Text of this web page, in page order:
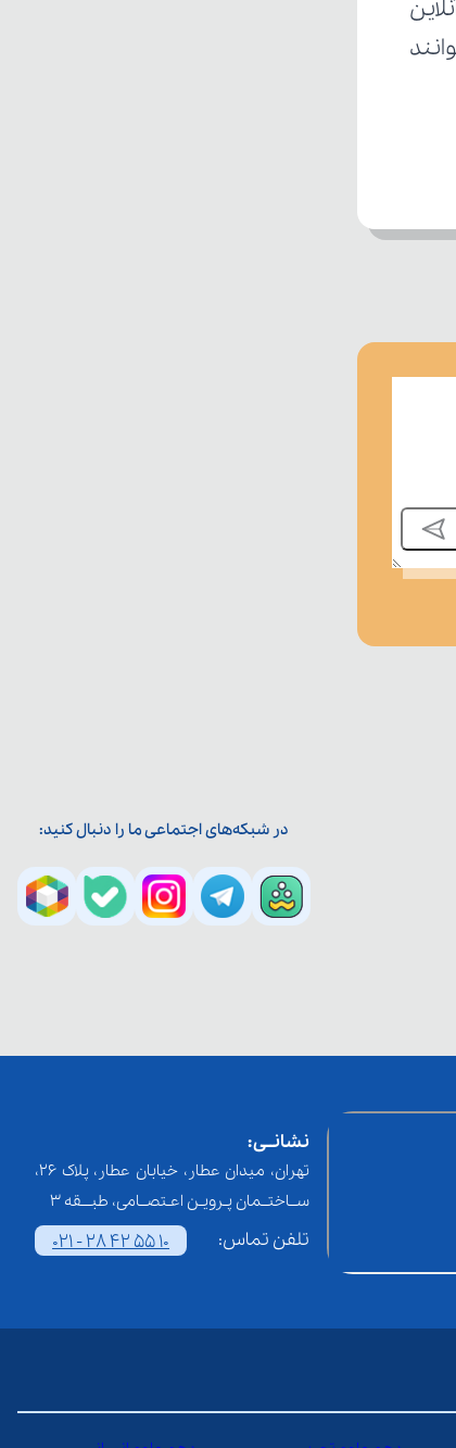
در شبکه‌های اجتماعی ما را دنبال کنید:
نشانــی:
تهران، میدان عطار، خیابان عطار، پلاک 26،
ســاختــمان پـرویـن اعـتصــامی، طبـــقه 3
تلفن تماس: 021 - 28 42 55 10